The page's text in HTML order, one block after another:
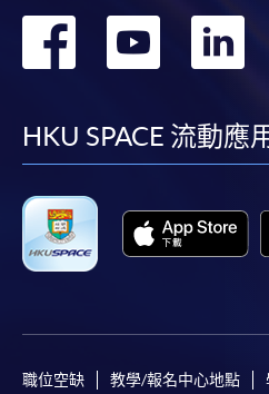
某些課程須甄選入學，並
中指定所須文件(如學歷
docx, jpg 和pdf格式之附
繳交所需費用
繳費靈網上服務
- 申請
定繳費靈網上密碼。有關
Mastercard（包括「香
轉 轉
HKU SPACE 流動應
職位空缺 教學/報名中心地點